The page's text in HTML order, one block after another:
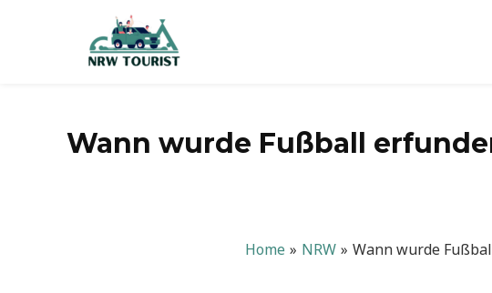
Wann wurde Fußball
Home
NRW Wann wurde